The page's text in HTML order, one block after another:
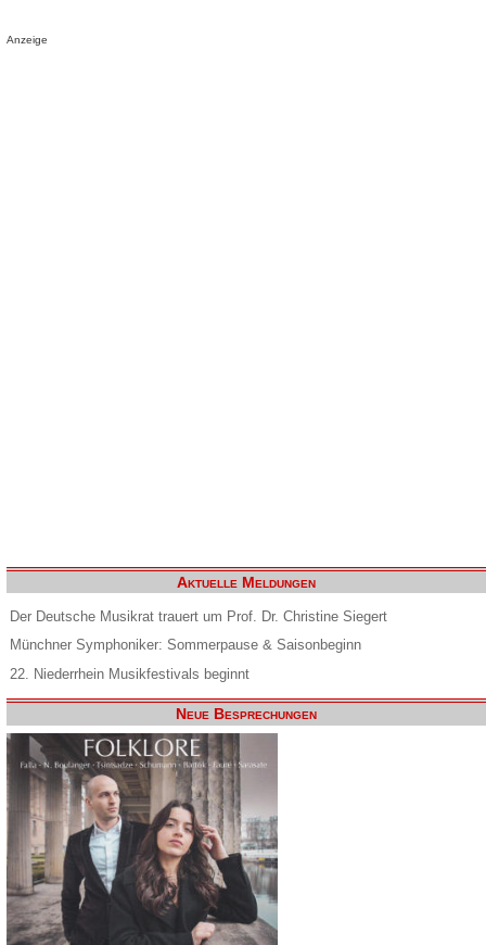
Anzeige
Aktuelle Meldungen
Der Deutsche Musikrat trauert um Prof. Dr. Christine Siegert
Münchner Symphoniker: Sommerpause & Saisonbeginn
22. Niederrhein Musikfestivals beginnt
Neue Besprechungen